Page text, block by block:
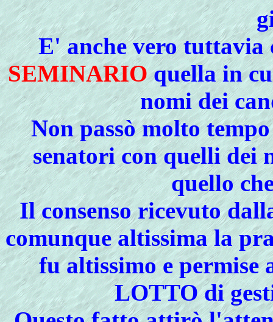
E' anche vero tuttavia
SEMINARIOquella in
nomi dei
Non passò molto
senatori con quelli dei
quello
Il consenso ricevuto
comunque altissima la
fu altissimo e
LOTTO di